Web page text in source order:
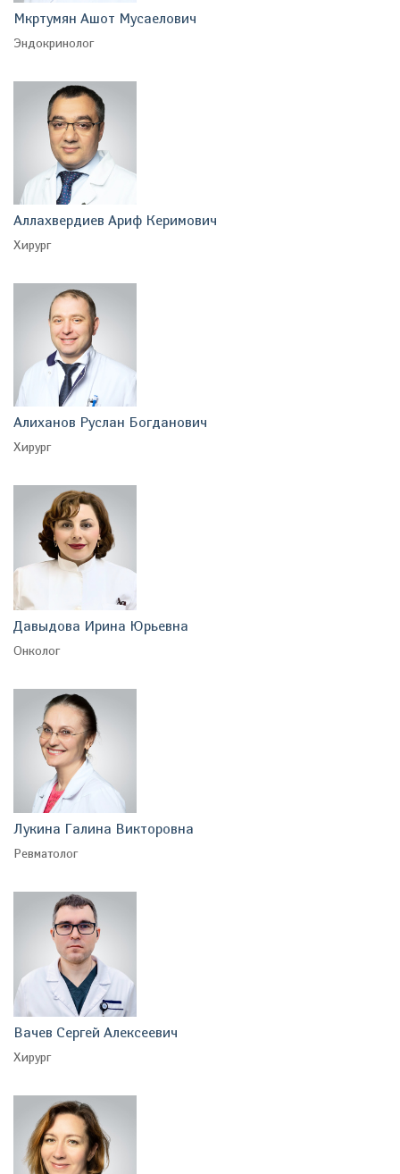
Мкртумян Ашот Мусаелович
Эндокринолог
Аллахвердиев Ариф Керимович
Хирург
Алиханов Руслан Богданович
Хирург
Давыдова Ирина Юрьевна
Онколог
Лукина Галина Викторовна
Ревматолог
Вачев Сергей Алексеевич
Хирург